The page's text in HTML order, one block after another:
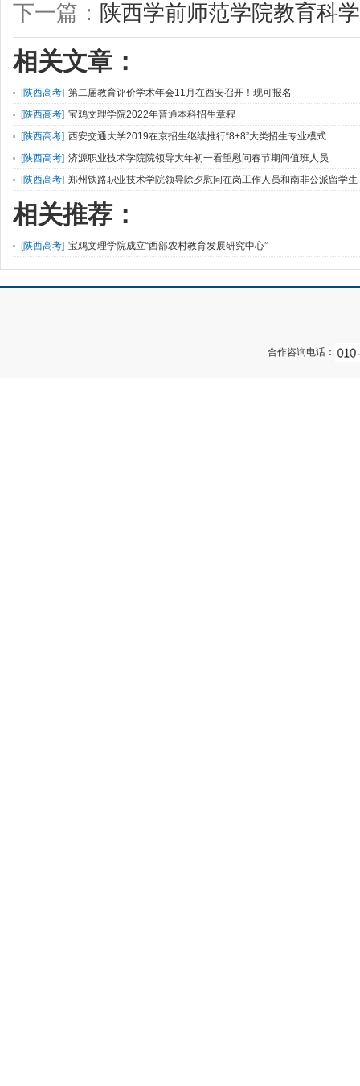
下一篇： 陕西学前师范学院教育科
相关文章：
[陕西高考] 第二届教育评价学术年会11月在西安召开！现可报名
[陕西高考] 宝鸡文理学院2022年普通本科招生章程
[陕西高考] 西安交通大学2019在京招生继续推行“8+8”大类招生专业模式
[陕西高考] 济源职业技术学院院领导大年初一看望慰问春节期间值班人员
[陕西高考] 郑州铁路职业技术学院领导除夕慰问在岗工作人员和南非公派留学生
相关推荐：
[陕西高考] 宝鸡文理学院成立“西部农村教育发展研究中心”
合作咨询电话：